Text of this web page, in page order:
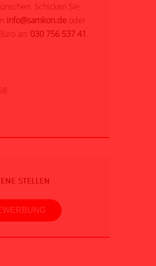
Schicken Sie
info@samkon.de oder
an: 030 756 537 41.
STELLEN